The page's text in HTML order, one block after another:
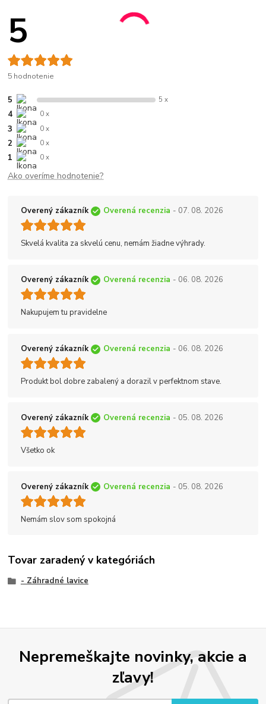
5
5 hodnotenie
5 5 x
4 0 x
3 0 x
2 0 x
1 0 x
Ako overíme hodnotenie?
Overený zákazník Overená recenzia - 07. 08. 2026
Skvelá kvalita za skvelú cenu, nemám žiadne výhrady.
Overený zákazník Overená recenzia - 06. 08. 2026
Nakupujem tu pravidelne
Overený zákazník Overená recenzia - 06. 08. 2026
Produkt bol dobre zabalený a dorazil v perfektnom stave.
Overený zákazník Overená recenzia - 05. 08. 2026
Všetko ok
Overený zákazník Overená recenzia - 05. 08. 2026
Nemám slov som spokojná
Tovar zaradený v kategóriách
- Záhradné lavice
Nepremeškajte novinky, akcie a
zľavy!